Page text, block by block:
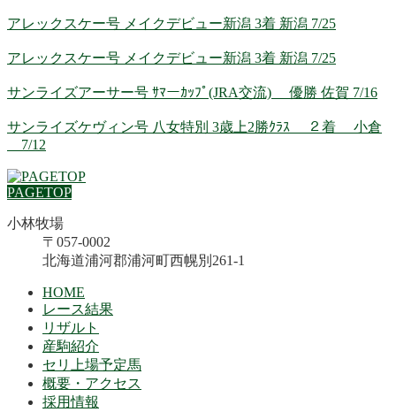
アレックスケー号 メイクデビュー新潟 3着 新潟 7/25
アレックスケー号 メイクデビュー新潟 3着 新潟 7/25
サンライズアーサー号 ｻﾏーｶｯﾌﾟ(JRA交流) 優勝 佐賀 7/16
サンライズケヴィン号 八女特別 3歳上2勝ｸﾗｽ ２着 小倉
7/12
PAGETOP
小林牧場
〒057-0002
北海道浦河郡浦河町西幌別261-1
HOME
レース結果
リザルト
産駒紹介
セリ上場予定馬
概要・アクセス
採用情報